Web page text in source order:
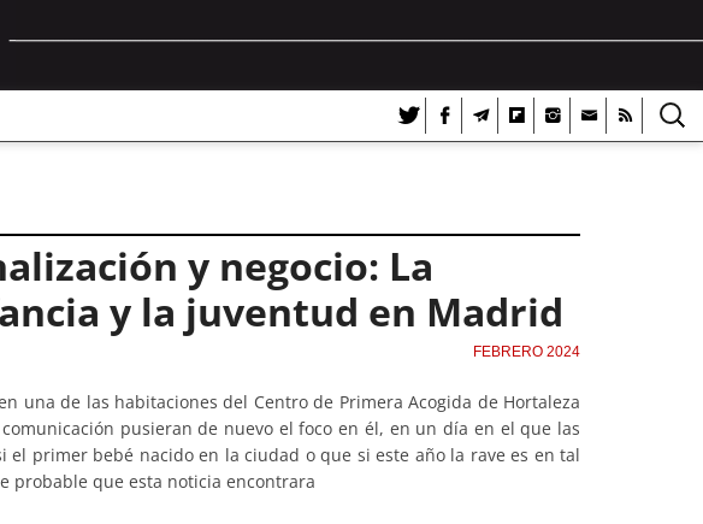
y negocio: La
y la juventud en Madrid
FEBRERO 2024
una de las habitaciones del Centro de Primera Acogida de Hortaleza
pusieran de nuevo el foco en él, en un día en el que las
el primer bebé nacido en la ciudad o que si este año la rave es en tal
probable que esta noticia encontrara